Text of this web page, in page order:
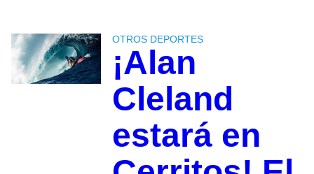
OTROS DEPORTES
¡Alan
Cleland
estará en